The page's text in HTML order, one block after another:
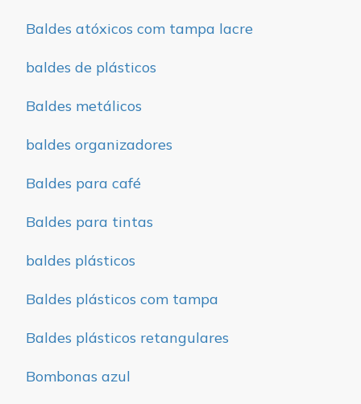
Baldes atóxicos com tampa lacre
baldes de plásticos
Baldes metálicos
baldes organizadores
Baldes para café
Baldes para tintas
baldes plásticos
Baldes plásticos com tampa
Baldes plásticos retangulares
Bombonas azul